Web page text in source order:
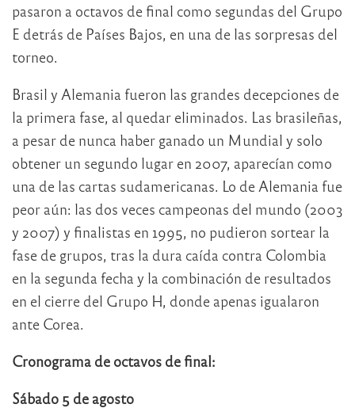
pasaron a octavos de final como segundas del Grupo
E detrás de Países Bajos, en una de las sorpresas del
torneo.
Brasil y Alemania fueron las grandes decepciones de
la primera fase, al quedar eliminados. Las brasileñas,
a pesar de nunca haber ganado un Mundial y solo
obtener un segundo lugar en 2007, aparecían como
una de las cartas sudamericanas. Lo de Alemania fue
peor aún: las dos veces campeonas del mundo (2003
y 2007) y finalistas en 1995, no pudieron sortear la
fase de grupos, tras la dura caída contra Colombia
en la segunda fecha y la combinación de resultados
en el cierre del Grupo H, donde apenas igualaron
ante Corea.
Cronograma de octavos de final:
Sábado 5 de agosto